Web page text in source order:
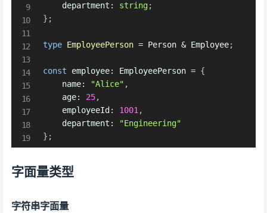
    department
: string;
} ;
type EmployeePerson = Person & Employee;
const employee: EmployeePerson = {
    name
: "Alice" ,
    age
: 25,
    employeeId
: 1001 ,
    department
:
"Engineering"
} ;
字面量类型
字符串字面量